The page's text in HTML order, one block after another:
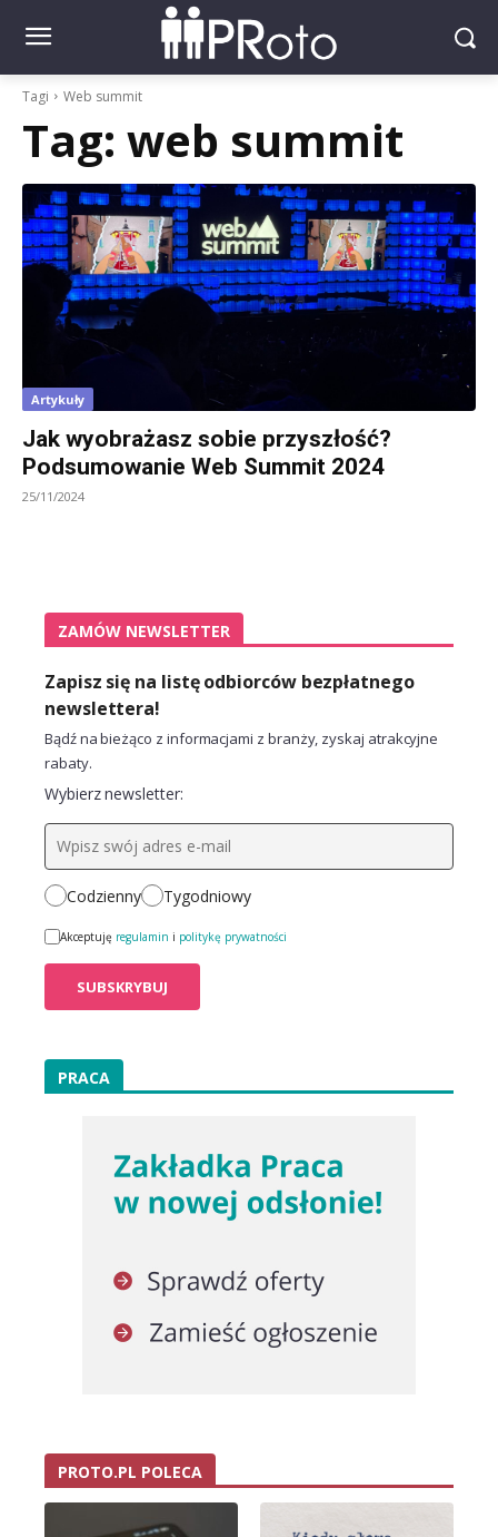
Tagi Web summit
Tag: web summit
Artykuły
Jak wyobrażasz sobie przyszłość?
Podsumowanie Web Summit 2024
25/11/2024
ZAMÓW NEWSLETTER
Zapisz się na listę odbiorców bezpłatnego
newslettera!
Bądź na bieżąco z informacjami z branży, zyskaj atrakcyjne
rabaty.
Wybierz newsletter:
Codzienny Tygodniowy
Akceptuję regulamin i politykę prywatności
PRACA
PROTO.PL POLECA